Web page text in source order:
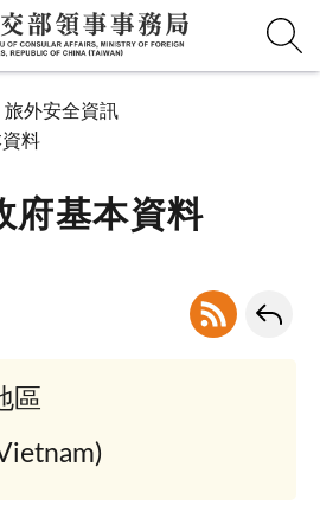
旅外安全資訊
料
府基本資料
區